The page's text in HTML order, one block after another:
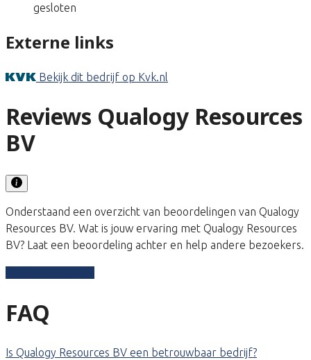
gesloten
Externe links
Bekijk dit bedrijf op Kvk.nl
Reviews Qualogy Resources
BV
Onderstaand een overzicht van beoordelingen van Qualogy
Resources BV. Wat is jouw ervaring met Qualogy Resources
BV? Laat een beoordeling achter en help andere bezoekers.
FAQ
Is Qualogy Resources BV een betrouwbaar bedrijf?